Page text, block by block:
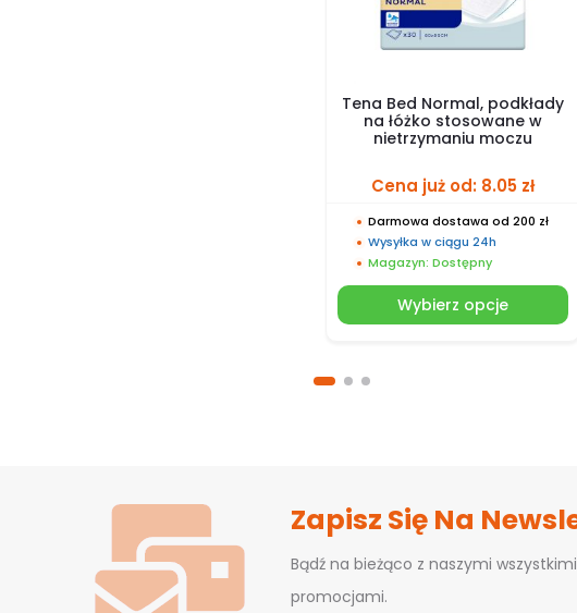
Tena Bed Normal, podkłady
na łóżko stosowane w
nietrzymaniu moczu
Cena już od: 8.05 zł
Darmowa dostawa od 200 zł
Wysyłka w ciągu 24h
Magazyn: Dostępny
Wybierz opcje
Zapisz Się Na
Bądź na bieżąco z naszymi
promocjami.